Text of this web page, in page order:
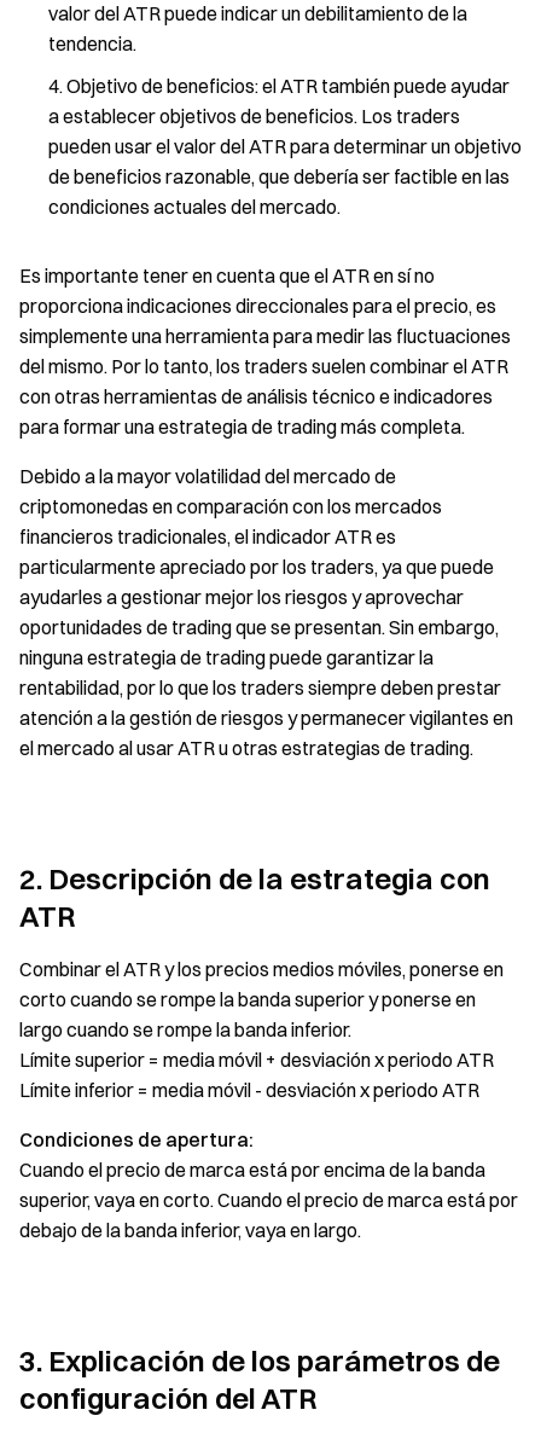
valor del ATR puede indicar un debilitamiento de la
tendencia.
Objetivo de beneficios: el ATR también puede ayudar
a establecer objetivos de beneficios. Los traders
pueden usar el valor del ATR para determinar un objetivo
de beneficios razonable, que debería ser factible en las
condiciones actuales del mercado.
Es importante tener en cuenta que el ATR en sí no
proporciona indicaciones direccionales para el precio, es
simplemente una herramienta para medir las fluctuaciones
del mismo. Por lo tanto, los traders suelen combinar el ATR
con otras herramientas de análisis técnico e indicadores
para formar una estrategia de trading más completa.
Debido a la mayor volatilidad del mercado de
criptomonedas en comparación con los mercados
financieros tradicionales, el indicador ATR es
particularmente apreciado por los traders, ya que puede
ayudarles a gestionar mejor los riesgos y aprovechar
oportunidades de trading que se presentan. Sin embargo,
ninguna estrategia de trading puede garantizar la
rentabilidad, por lo que los traders siempre deben prestar
atención a la gestión de riesgos y permanecer vigilantes en
el mercado al usar ATR u otras estrategias de trading.
2. Descripción de la estrategia con
ATR
Combinar el ATR y los precios medios móviles, ponerse en
corto cuando se rompe la banda superior y ponerse en
largo cuando se rompe la banda inferior.
Límite superior = media móvil + desviación x periodo ATR
Límite inferior = media móvil - desviación x periodo ATR
Condiciones de apertura:
Cuando el precio de marca está por encima de la banda
superior, vaya en corto. Cuando el precio de marca está por
debajo de la banda inferior, vaya en largo.
3. Explicación de los parámetros de
configuración del ATR